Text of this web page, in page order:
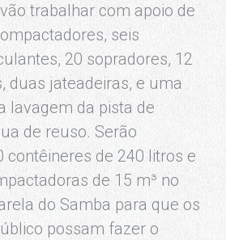
trabalhar com apoio de
seis
20 sopradores, 12
duas jateadeiras, e uma
lavagem da pista de
de reuso. Serão
contêineres de 240 litros e
de 15 m³ no
do Samba para que os
possam fazer o